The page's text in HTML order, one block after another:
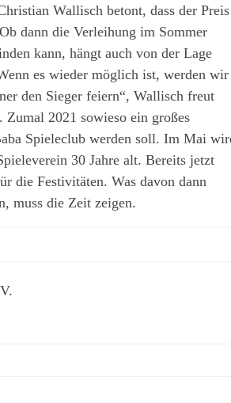
Wallisch betont, dass der Preis
dann die Verleihung im Sommer
kann, hängt auch von der Lage
es wieder möglich ist, werden wir
den Sieger feiern“, Wallisch freut
Zumal 2021 sowieso ein großes
Spieleclub werden soll. Im Mai
30 Jahre alt. Bereits jetzt
die Festivitäten. Was davon dann
muss die Zeit zeigen.